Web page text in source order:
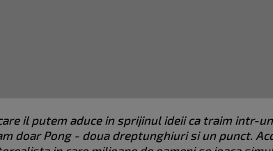
il putem aduce in sprijinul ideii ca traim intr-
doar Pong - doua dreptunghiuri si un punct.